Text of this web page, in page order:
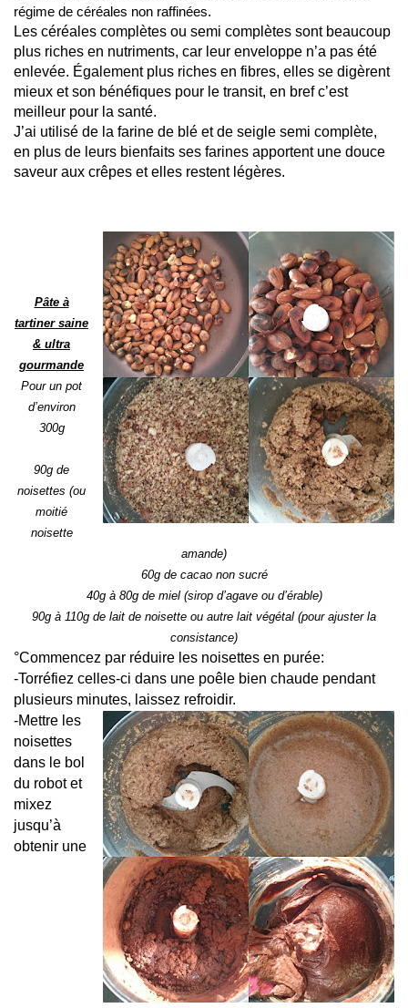
régime de céréales non raffinées.
Les céréales complètes ou semi complètes sont beaucoup
plus riches en nutriments, car leur enveloppe n’a pas été
enlevée. Également plus riches en fibres, elles se digèrent
mieux et son bénéfiques pour le transit, en bref c’est
meilleur pour la santé.
J’ai utilisé de la farine de blé et de seigle semi complète,
en plus de leurs bienfaits ses farines apportent une douce
saveur aux crêpes et elles restent légères.
Pâte à
tartiner saine
& ultra
gourmande
Pour un pot
d’environ
300g
90g de
noisettes (ou
moitié
noisette
amande)
60g de cacao non sucré
40g à 80g de miel (sirop d’agave ou d’érable)
90g à 110g de lait de noisette ou autre lait végétal (pour ajuster la
consistance)
°Commencez par réduire les noisettes en purée:
-Torréfiez celles-ci dans une poêle bien chaude pendant
plusieurs minutes, laissez refroidir.
-Mettre les
noisettes
dans le bol
du robot et
mixez
jusqu’à
obtenir une